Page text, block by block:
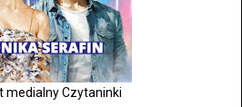
medialny Czytaninki